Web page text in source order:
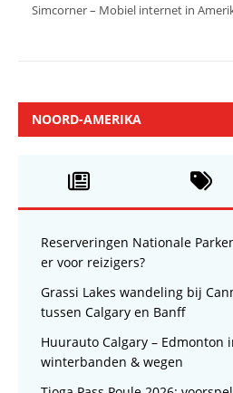
Simcorner – Mobiel internet in
NOORD-AMERIKA
Reserveringen Nationale
er voor reizigers?
Grassi Lakes wandeling bij
tussen Calgary en Banff
Huurauto Calgary – Edmonton
winterbanden & wegen